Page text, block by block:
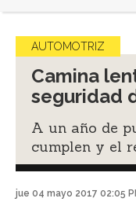
AUTOMOTRIZ
Camina
seguridad
A un año de
cumplen y el
jue 04 mayo 2017 02:05